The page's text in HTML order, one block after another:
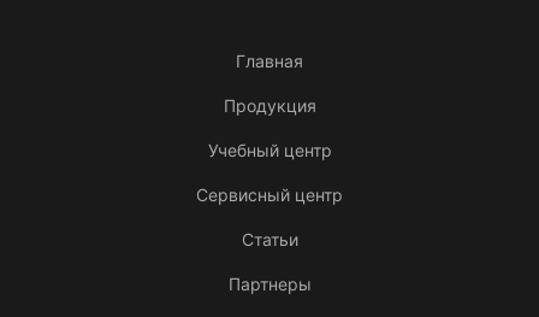
Главная
Продукция
Учебный центр
Сервисный центр
Статьи
Партнеры